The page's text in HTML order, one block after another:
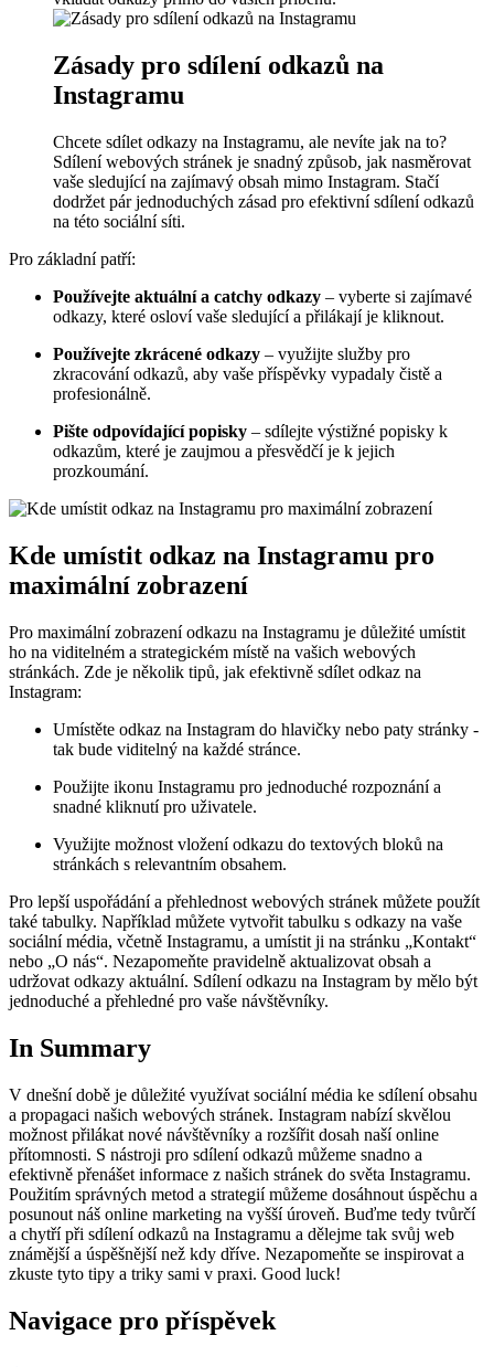
Zásady pro sdílení odkazů na
Instagramu
Chcete ‍sdílet odkazy na⁢ Instagramu, ale nevíte jak na to?
Sdílení webových stránek je snadný ⁤způsob, jak nasměrovat
vaše sledující na⁤ zajímavý obsah mimo Instagram. Stačí
dodržet ‍pár ‌jednoduchých zásad pro efektivní ⁤sdílení‌ odkazů
na této⁢ sociální síti.
Pro základní patří:
Používejte aktuální a catchy odkazy – vyberte si ⁤zajímavé
odkazy, které osloví vaše sledující a přilákají je kliknout.
Používejte ⁢zkrácené odkazy – využijte⁢ služby pro⁣
zkracování odkazů, aby vaše příspěvky vypadaly čistě a
profesionálně.
Pište odpovídající popisky – sdílejte výstižné popisky⁣ k
odkazům, které je zaujmou a ​přesvědčí je k‌ jejich
prozkoumání.
Kde umístit odkaz na ⁢Instagramu pro
maximální zobrazení
Pro ‍maximální zobrazení ​odkazu na Instagramu je důležité ​umístit
ho na viditelném a​ strategickém místě na vašich webových
stránkách. Zde je několik tipů, jak efektivně⁢ sdílet ⁤odkaz na
⁣Instagram:
Umístěte​ odkaz na Instagram do hlavičky nebo ​paty ⁤stránky ⁢-​
tak bude viditelný na‌ každé stránce.
Použijte ikonu Instagramu​ pro jednoduché rozpoznání a‍
snadné kliknutí pro uživatele.
Využijte možnost vložení odkazu do textových bloků na
‌stránkách s relevantním ⁢obsahem.
Pro lepší uspořádání a přehlednost webových stránek můžete ​použít
také tabulky. Například můžete‍ vytvořit tabulku s odkazy⁢ na vaše
sociální média, včetně Instagramu, a umístit ji⁢ na stránku „Kontakt“
nebo „O nás“. Nezapomeňte pravidelně aktualizovat obsah a
udržovat odkazy ⁣aktuální. Sdílení odkazu na ⁢Instagram by ⁣mělo být
jednoduché‍ a⁤ přehledné pro vaše návštěvníky.
In Summary
V dnešní době je důležité využívat sociální média ke sdílení obsahu
a ​propagaci‍ našich webových‍ stránek. Instagram nabízí skvělou
možnost přilákat nové návštěvníky a rozšířit​ dosah naší⁤ online
přítomnosti. S nástroji​ pro sdílení odkazů můžeme snadno a
efektivně přenášet informace z našich​ stránek do světa Instagramu.
Použitím správných metod a strategií ‌můžeme dosáhnout úspěchu a
posunout náš online⁢ marketing na ‍vyšší úroveň. Buďme tedy tvůrčí ​
a chytří při sdílení odkazů na Instagramu a ‌dělejme tak svůj web
známější‍ a úspěšnější⁤ než kdy ‌dříve. ​Nezapomeňte se inspirovat a
zkuste tyto tipy a triky sami v praxi. Good luck!
Navigace pro příspěvek